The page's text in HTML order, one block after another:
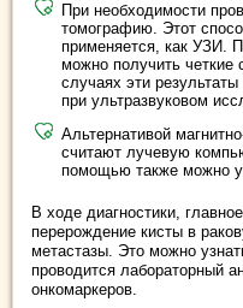
При необходимости
томографию. Этот
применяется, как УЗИ.
можно получить четкие
случаях эти
при ультразвуковом
Альтернативой
считают лучевую
помощью также можно
В ходе диагностики,
перерождение кисты в
метастазы. Это можно
проводится лабораторный
онкомаркеров.